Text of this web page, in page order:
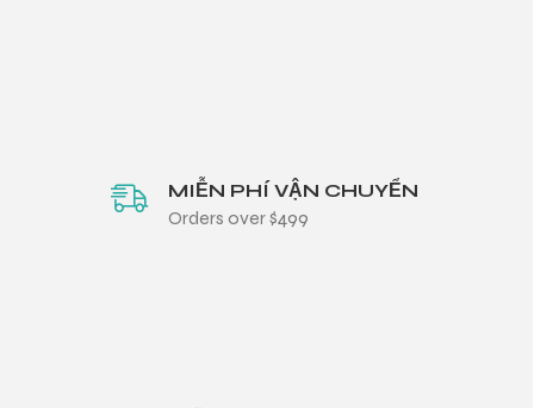
MIỄN PHÍ VẬN CHUYỂN
Orders over $499